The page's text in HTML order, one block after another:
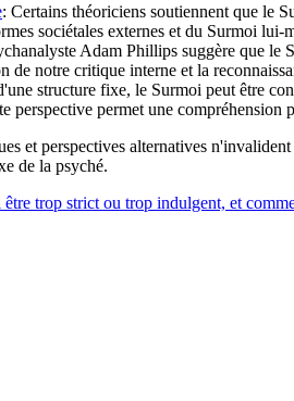
: Certains théoriciens soutiennent que le
sociétales externes et du Surmoi
Adam Phillips suggère que
de notre critique interne et la
structure fixe, le Surmoi peut être
perspective permet une
et perspectives alternatives
de la psyché.
trop strict ou trop indulgent, et